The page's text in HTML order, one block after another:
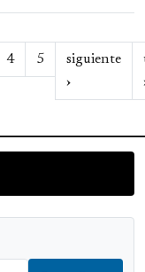
4 5
siguiente
›Siguiente